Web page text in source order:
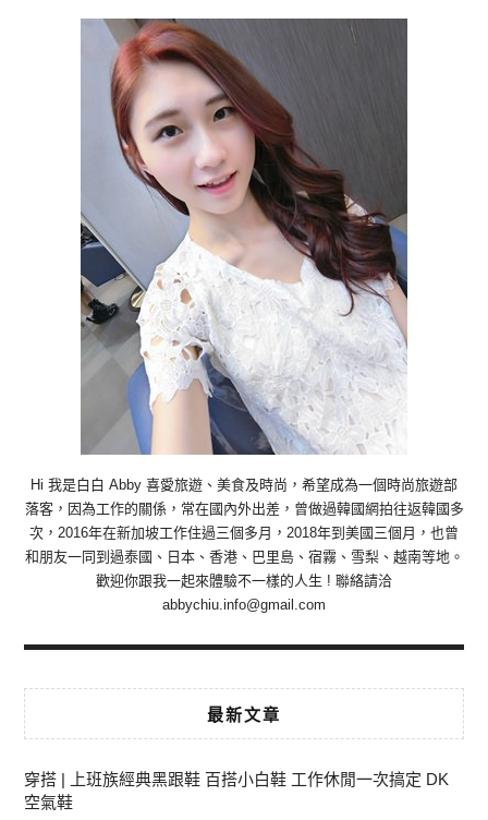
Hi 我是白白 Abby 喜愛旅遊、美食及時尚，希望成為一個時尚旅遊部
落客，因為工作的關係，常在國內外出差，曾做過韓國網拍往返韓國多
次，2016年在新加坡工作住過三個多月，2018年到美國三個月，也曾
和朋友一同到過泰國、日本、香港、巴里島、宿霧、雪梨、越南等地。
歡迎你跟我一起來體驗不一樣的人生 ! 聯絡請洽
abbychiu.info@gmail.com
最新文章
穿搭 | 上班族經典黑跟鞋 百搭小白鞋 工作休閒一次搞定 DK
空氣鞋